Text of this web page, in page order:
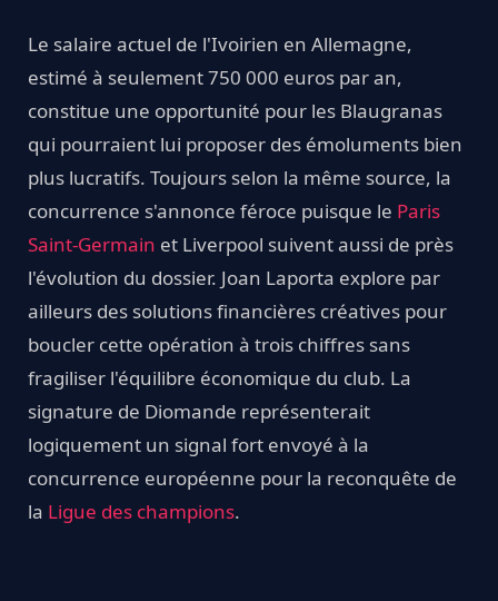
Le salaire actuel de l'Ivoirien en Allemagne,
estimé à seulement 750 000 euros par an,
constitue une opportunité pour les Blaugranas
qui pourraient lui proposer des émoluments bien
plus lucratifs. Toujours selon la même source, la
concurrence s'annonce féroce puisque le Paris
Saint-Germain et Liverpool suivent aussi de près
l'évolution du dossier. Joan Laporta explore par
ailleurs des solutions financières créatives pour
boucler cette opération à trois chiffres sans
fragiliser l'équilibre économique du club. La
signature de Diomande représenterait
logiquement un signal fort envoyé à la
concurrence européenne pour la reconquête de
la Ligue des champions.